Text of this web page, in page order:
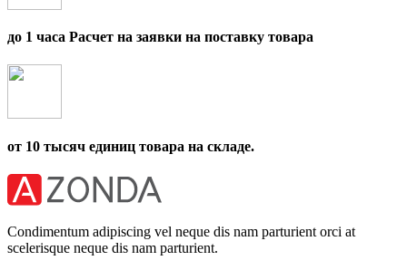
до 1 часа Расчет на заявки на поставку товара
от 10 тысяч единиц товара на складе.
Condimentum adipiscing vel neque dis nam parturient orci at
scelerisque neque dis nam parturient.